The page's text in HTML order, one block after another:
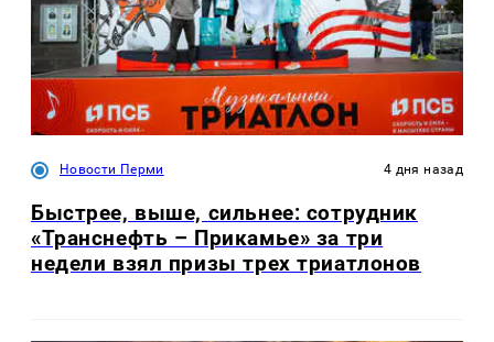
Новости Перми 4 дня назад
Быстрее, выше, сильнее: сотрудник
«Транснефть – Прикамье» за три
недели взял призы трех триатлонов